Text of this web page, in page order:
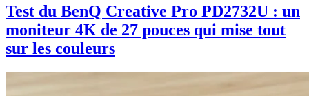
Test du BenQ Creative Pro PD2732U : un
moniteur 4K de 27 pouces qui mise tout
sur les couleurs